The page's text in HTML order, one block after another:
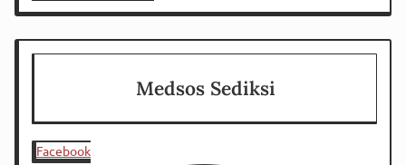
Medsos Sediksi
Facebook